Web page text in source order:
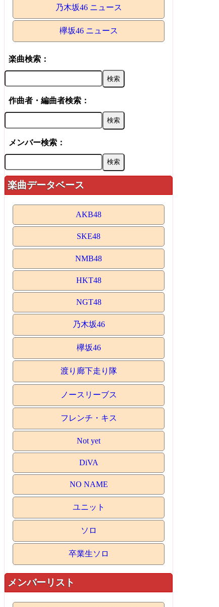
乃木坂46 ニュース
欅坂46 ニュース
楽曲検索：
作曲者・編曲者検索：
メンバー検索：
楽曲データベース
AKB48
SKE48
NMB48
HKT48
NGT48
乃木坂46
欅坂46
渡り廊下走り隊
ノースリーブス
フレンチ・キス
Not yet
DiVA
NO NAME
ユニット
ソロ
卒業生ソロ
メンバーリスト